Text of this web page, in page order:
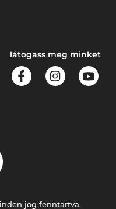
látogass meg minket
jog fenntartva.